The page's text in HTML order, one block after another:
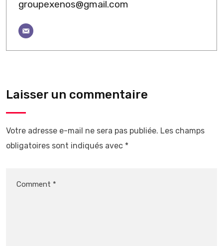
groupexenos@gmail.com
Laisser un commentaire
Votre adresse e-mail ne sera pas publiée. Les champs
obligatoires sont indiqués avec *